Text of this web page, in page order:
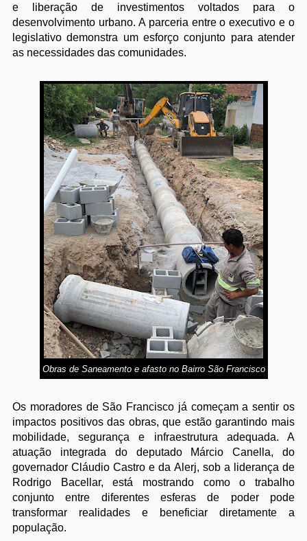
e liberação de investimentos voltados para o
desenvolvimento urbano. A parceria entre o executivo e o
legislativo demonstra um esforço conjunto para atender
as necessidades das comunidades.
Obras de Saneamento e afasto no Bairro São Francisco
Os moradores de São Francisco já começam a sentir os
impactos positivos das obras, que estão garantindo mais
mobilidade, segurança e infraestrutura adequada. A
atuação integrada do deputado Márcio Canella, do
governador Cláudio Castro e da Alerj, sob a liderança de
Rodrigo Bacellar, está mostrando como o trabalho
conjunto entre diferentes esferas de poder pode
transformar realidades e beneficiar diretamente a
população.